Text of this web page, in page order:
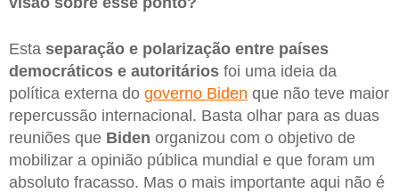
Esta separação e polarização entre países
democráticos e autoritários foi uma ideia da
política externa do governo Biden que não teve maior
repercussão internacional. Basta olhar para as duas
reuniões que Biden organizou com o objetivo de
mobilizar a opinião pública mundial e que foram um
absoluto fracasso. Mas o mais importante aqui não é